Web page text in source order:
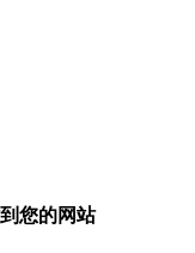
您的网站